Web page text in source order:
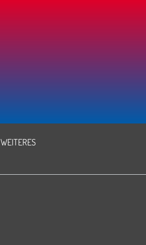
WEITERES